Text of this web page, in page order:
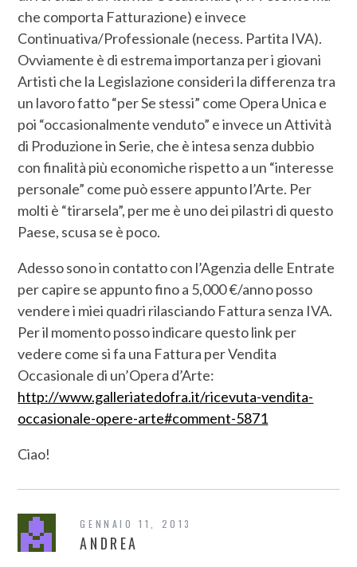
che comporta Fatturazione) e invece
Continuativa/Professionale (necess. Partita IVA).
Ovviamente è di estrema importanza per i giovani
Artisti che la Legislazione consideri la differenza tra
un lavoro fatto “per Se stessi” come Opera Unica e
poi “occasionalmente venduto” e invece un Attività
di Produzione in Serie, che è intesa senza dubbio
con finalità più economiche rispetto a un “interesse
personale” come può essere appunto l’Arte. Per
molti è “tirarsela”, per me è uno dei pilastri di questo
Paese, scusa se è poco.
Adesso sono in contatto con l’Agenzia delle Entrate
per capire se appunto fino a 5,000 €/anno posso
vendere i miei quadri rilasciando Fattura senza IVA.
Per il momento posso indicare questo link per
vedere come si fa una Fattura per Vendita
Occasionale di un’Opera d’Arte:
http://www.galleriatedofra.it/ricevuta-vendita-
occasionale-opere-arte#comment-5871
Ciao!
GENNAIO 11, 2013
ANDREA